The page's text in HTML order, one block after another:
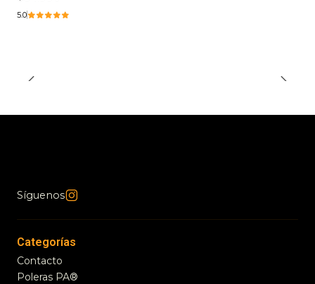
5.0
Síguenos
Categorías
Contacto
Poleras PA®